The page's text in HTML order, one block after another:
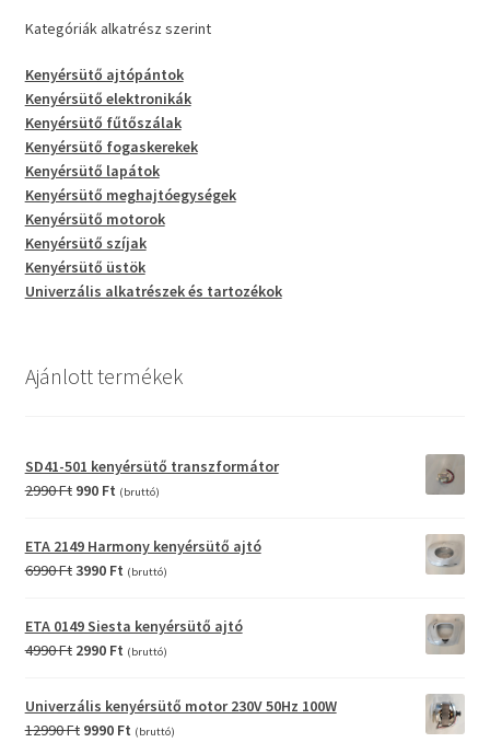
Kategóriák alkatrész szerint
Kenyérsütő ajtópántok
Kenyérsütő elektronikák
Kenyérsütő fűtőszálak
Kenyérsütő fogaskerekek
Kenyérsütő lapátok
Kenyérsütő meghajtóegységek
Kenyérsütő motorok
Kenyérsütő szíjak
Kenyérsütő üstök
Univerzális alkatrészek és tartozékok
Ajánlott termékek
SD41-501 kenyérsütő transzformátor
2990Ft Original
was:
2990 Ft.
990 FtCurrent
990 Ft.
(bruttó)
ETA 2149 Harmony kenyérsütő ajtó
6990FtOriginal
was:
6990 Ft.
3990 FtCurrent
is:
3990 Ft.
(bruttó)
ETA 0149 Siesta kenyérsütő ajtó
4990Ft Original
was:
4990 Ft.
2990 FtCurrent
2990 Ft.
(bruttó)
Univerzális kenyérsütő motor 230V 50Hz 100W
12990Ft Original
9990 FtCurrent
(bruttó)